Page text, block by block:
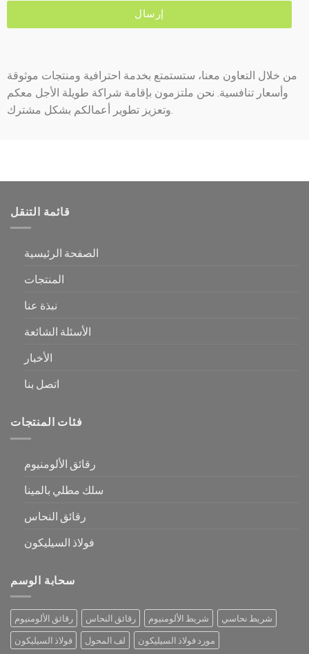
إرسال
من خلال التعاون معنا، ستستمتع بخدمة احترافية ومنتجات موثوقة
وأسعار تنافسية. نحن ملتزمون بإقامة شراكة طويلة الأجل معكم
قائمة التنقل
الصفحة الرئيسية
المنتجات
نبذة عنا
الأسئلة الشائعة
الأخبار
اتصل بنا
فئات المنتجات
رقائق الألومنيوم
سلك مطلي بالمينا
رقائق النحاس
فولاذ السيليكون
سحابة الوسم
رقائق الألومنيوم رقائق النحاس شريط الألومنيوم
شريط نحاسي
فولاذ السيليكون
لف المحول مورد فولاذ السيليكون